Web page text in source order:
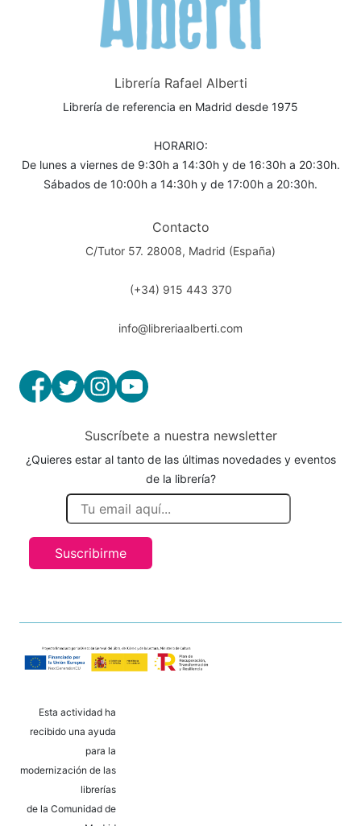
Librería Rafael Alberti
Librería de referencia en Madrid desde 1975
HORARIO:
De lunes a viernes de 9:30h a 14:30h y de 16:30h a 20:30h.
Sábados de 10:00h a 14:30h y de 17:00h a 20:30h.
Contacto
C/Tutor 57. 28008, Madrid (España)
(+34) 915 443 370
info@libreriaalberti.com
Suscríbete a nuestra newsletter
¿Quieres estar al tanto de las últimas novedades y eventos
de la librería?
Suscribirme
Esta actividad ha
recibido una ayuda
para la
modernización de las
librerías
de la Comunidad de